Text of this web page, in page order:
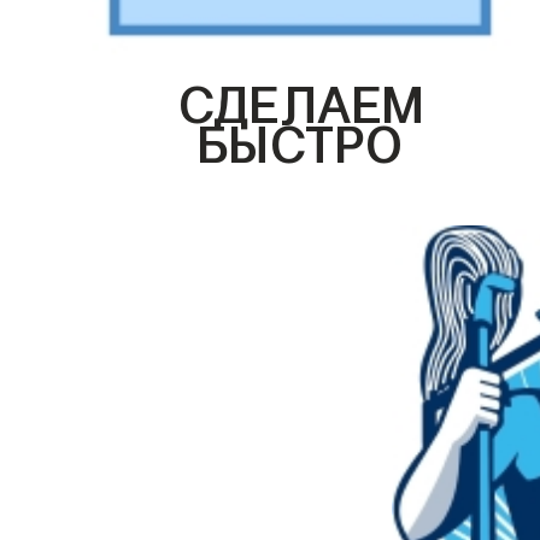
СДЕЛАЕМ
БЫСТРО